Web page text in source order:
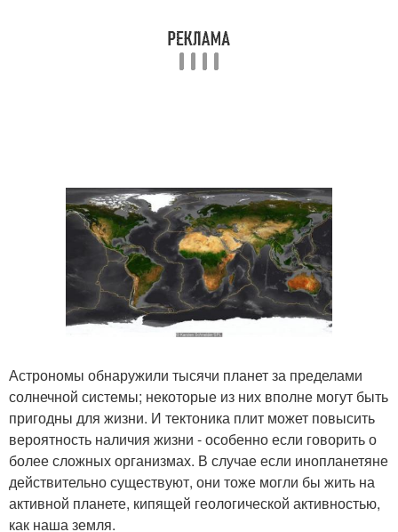
Астрономы обнаружили тысячи планет за пределами
солнечной системы; некоторые из них вполне могут быть
пригодны для жизни. И тектоника плит может повысить
вероятность наличия жизни - особенно если говорить о
более сложных организмах. В случае если инопланетяне
действительно существуют, они тоже могли бы жить на
активной планете, кипящей геологической активностью,
как наша земля.